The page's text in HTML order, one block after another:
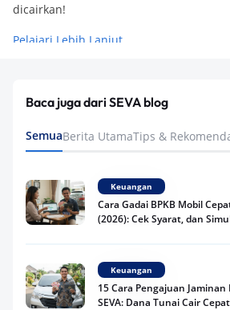
dicairkan!
Pelajari Lebih Lanjut
Baca juga dari SEVA blog
SemuaBerita UtamaTips &
Keuangan
Cara Gadai BPKB Mobil
(2026): Cek Syarat, dan
Keuangan
15 Cara Pengajuan Jaminan
SEVA: Dana Tunai Cair